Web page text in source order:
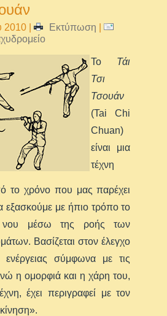
2010 | Εκτύπωση
Το Τάι
Τσι
Τσουάν
(Tai Chi
Chuan)
είναι μια
τέχνη
το χρόνο που μας παρέχει
εξασκούμε με ήπιο τρόπο το
μέσω της ροής των
Βασίζεται στον έλεγχο
ενέργειας σύμφωνα με τις
η ομορφιά και η χάρη του,
έχει περιγραφεί με τον